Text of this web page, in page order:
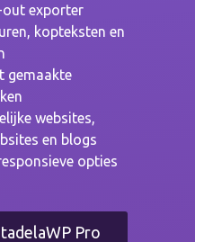
out exporter
kopteksten en
gemaakte
websites,
en blogs
opties
Pro